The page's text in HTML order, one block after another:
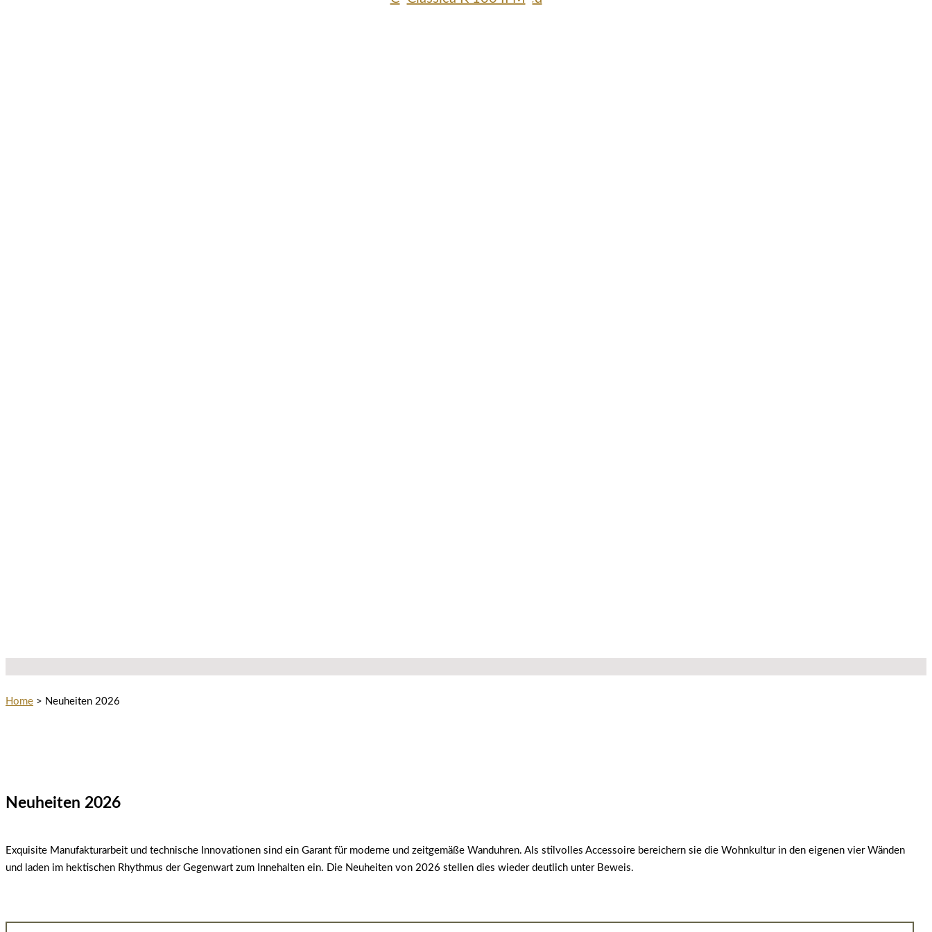
Home > Neuheiten 2026
Neuheiten 2026
Exquisite Manufakturarbeit und technische Innovationen sind ein Garant für moderne und zeitgemäße Wanduhren. Als stilvolles Accessoire bereichern sie die Wohnkultur in den eigenen vier Wänden
und laden im hektischen Rhythmus der Gegenwart zum Innehalten ein. Die Neuheiten von 2026 stellen dies wieder deutlich unter Beweis.